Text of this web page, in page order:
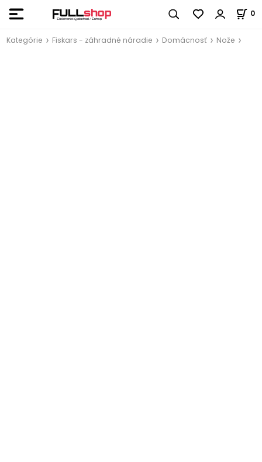
0
Kategórie Fiskars - záhradné náradie Domácnosť Nože